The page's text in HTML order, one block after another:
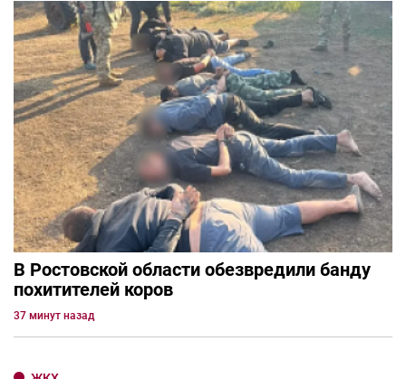
В Ростовской области обезвредили банду
похитителей коров
37 минут назад